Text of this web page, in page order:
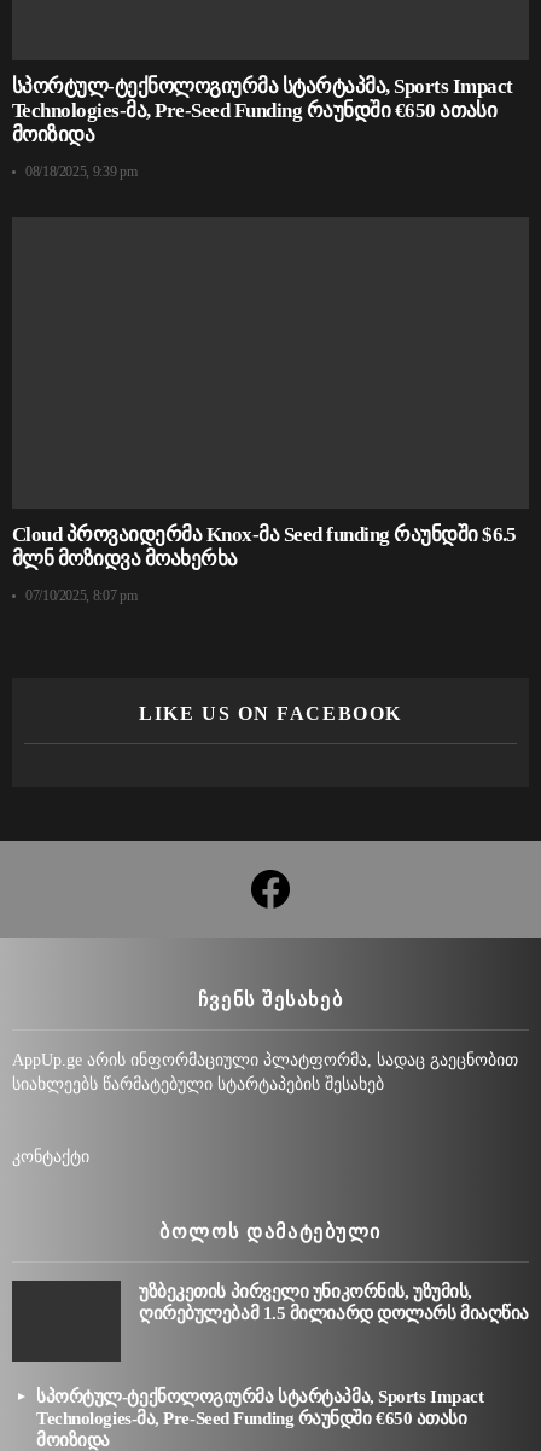
სპორტულ-ტექნოლოგიურმა სტარტაპმა, Sports Impact
Technologies-მა, Pre-Seed Funding რაუნდში €650 ათასი
მოიზიდა
08/18/2025, 9:39 pm
Cloud პროვაიდერმა Knox-მა Seed funding რაუნდში $6.5
მლნ მოზიდვა მოახერხა
07/10/2025, 8:07 pm
LIKE US ON FACEBOOK
facebook
ᲩᲕᲔᲜᲡ ᲨᲔᲡᲐᲮᲔᲑ
AppUp.ge არის ინფორმაციული პლატფორმა, სადაც გაეცნობით
სიახლეებს წარმატებული სტარტაპების შესახებ
კონტაქტი
ᲑᲝᲚᲝᲡ ᲓᲐᲛᲐᲢᲔᲑᲣᲚᲘ
უზბეკეთის პირველი უნიკორნის, უზუმის,
ღირებულებამ 1.5 მილიარდ დოლარს მიაღწია
სპორტულ-ტექნოლოგიურმა სტარტაპმა, Sports Impact
Technologies-მა, Pre-Seed Funding რაუნდში €650 ათასი
მოიზიდა